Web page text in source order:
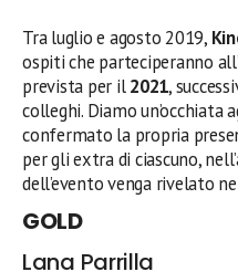
Tra luglio e agosto 2019,
ospiti che parteciperanno
prevista per il2021,
colleghi. Diamo un’occhiata
confermato la propria
per gli extra di ciascuno,
dell’evento venga rivelato
GOLD
Lana Parrilla